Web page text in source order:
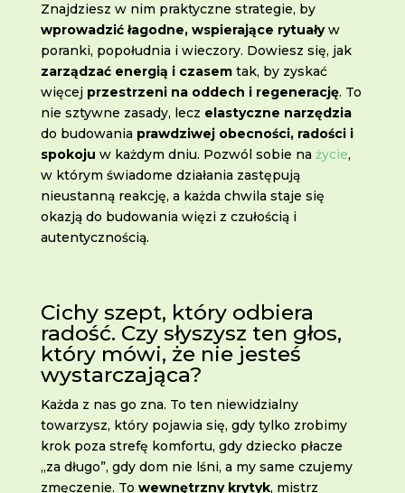
Znajdziesz w nim praktyczne strategie, by
wprowadzić łagodne, wspierające rytuaływ
poranki, popołudnia i wieczory. Dowiesz się, jak
zarządzać energią i czasemtak, by zyskać
więcej przestrzeni na oddech i regenerację. To
nie sztywne zasady, lecz elastyczne narzędzia
do budowania prawdziwej obecności, radości i
spokoju w każdym dniu. Pozwól sobie na życie,
w którym świadome działania zastępują
nieustanną reakcję, a każda chwila staje się
okazją do budowania więzi z czułością i
autentycznością.
Cichy szept, który odbiera
radość. Czy słyszysz ten głos,
który mówi, że nie jesteś
wystarczająca?
Każda z nas go zna. To ten niewidzialny
towarzysz, który pojawia się, gdy tylko zrobimy
krok poza strefę komfortu, gdy dziecko płacze
„za długo”, gdy dom nie lśni, a my same czujemy
zmęczenie. To wewnętrzny krytyk, mistrz